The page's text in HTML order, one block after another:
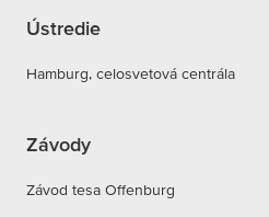
Ústredie
Hamburg, celosvetová centrála
Závody
Závod tesa Offenburg